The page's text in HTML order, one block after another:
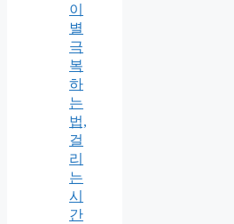
이
별
극
복
하
는
법,
걸
리
는
시
간